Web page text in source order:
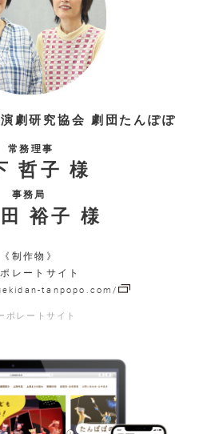
劇研究協会 劇団たんぽぽ
常務理事
哲子 様
事務局
裕子 様
《制作物》
レートサイト
tanpopo.com/
ポレートサイト